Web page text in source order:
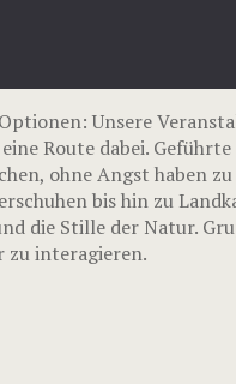
Unsere
Route dabei.
ohne Angst haben
bis hin zu
die Stille der Natur.
zu interagieren.